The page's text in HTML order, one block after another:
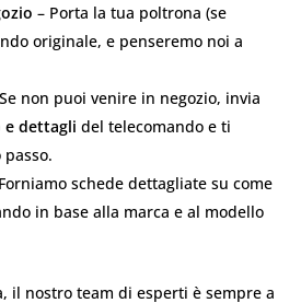
– Porta la tua poltrona (se
originale, e penseremo noi a
non puoi venire in negozio, invia
dettagli del telecomando e ti
schede dettagliate su come
in base alla marca e al modello
il nostro team di esperti è sempre a